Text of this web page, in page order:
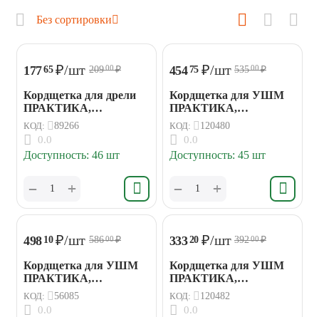
Без сортировки
17765 ₽/шт 20900₽
Кордщетка для дрели
ПРАКТИКА,
радиальная мягкая, 63
мм
КОД: 89266
0.0
Доступность: 46 шт
+
−
45475 ₽/шт 53500₽
Кордщетка для УШМ
ПРАКТИКА,
радиальная мягкая с
наклоном 125 мм М14
КОД: 120480
0.0
Доступность: 45 шт
+
−
498 10 ₽/шт 58600₽
Кордщетка для УШМ
ПРАКТИКА,
радиальная витая
115мм М14
КОД: 56085
0.0
33320 ₽/шт 39200₽
Кордщетка для УШМ
ПРАКТИКА,
чашеобразная мягкая
65 мм М14
КОД: 120482
0.0